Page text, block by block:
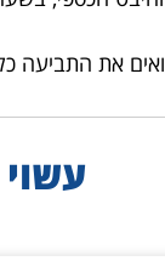
את התביעה